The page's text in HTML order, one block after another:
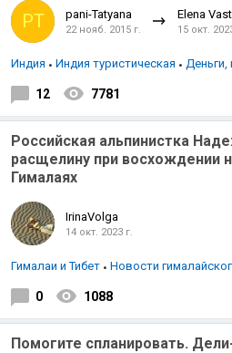
PT pani-Tatyana
22 нояб. 2015 г.
Elena
15 окт.
Индия Индия туристическая Деньги,
12 7781
Российская альпинистка
расщелину при восхождении
Гималаях
IrinaVolga
14 окт. 2023 г.
Гималаи и Тибет Новости
0 1088
Помогите спланировать.